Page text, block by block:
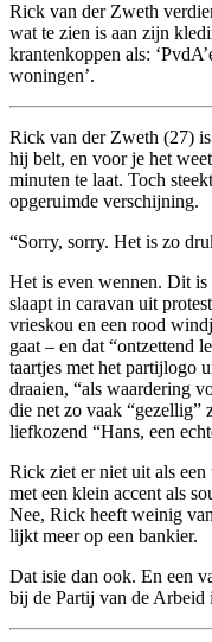
Rick van der Zweth
wat te zien is aan zijn
krantenkoppen als:
woningen’.
Rick van der Zweth (27) is
hij belt, en voor je het
minuten te laat. Toch
opgeruimde verschijning.
“Sorry, sorry. Het is zo
Het is even wennen. Dit is
slaapt in caravan uit
vrieskou en een rood
gaat – en dat “ontzettend
taartjes met het partijlogo
draaien, “als waardering
die net zo vaak “gezellig”
liefkozend “Hans, een
Rick ziet er niet uit als
met een klein accent als
Nee, Rick heeft weinig
lijkt meer op een bankier.
Dat isie dan ook. En een
bij de Partij van de Arbeid